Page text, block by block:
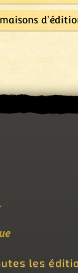
maisons
les